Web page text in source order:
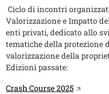
Testo
Ciclo di incontri
Valorizzazione e Impatto
enti privati, dedicato allo
tematiche della protezione
valorizzazione della
Edizioni passate:
Link
Crash Course 2025Apri il